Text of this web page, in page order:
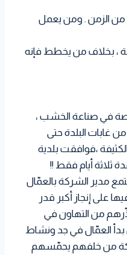
من الزمن . ومن يعمل
، بخلاف من يخطط فإنه
في صناعة الخشب ،
غابات البلدة حتى
،فوافقت بلدية
ثلاثة أيام فقط !!
مدير الشركة بالعمّال
إنجاز أكبر قدر
من التهاون في
بدأ العمّال في جد ونشاط
من خلفهم يحمّسهم